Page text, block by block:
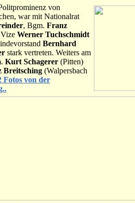
von
war mit Nationalrat
, Bgm. Franz
Werner Tuchschmidt
Bernhard
stark vertreten. Weiters am
Kurt Schagerer (Pitten)
Breitsching (Walpersbach
Fotos von der